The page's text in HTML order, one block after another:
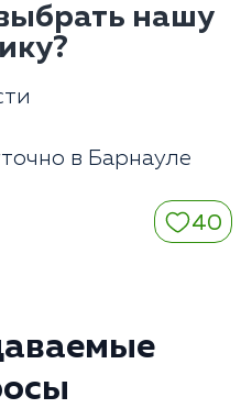
нашу
в Барнауле
40